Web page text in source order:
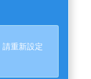
重新設定